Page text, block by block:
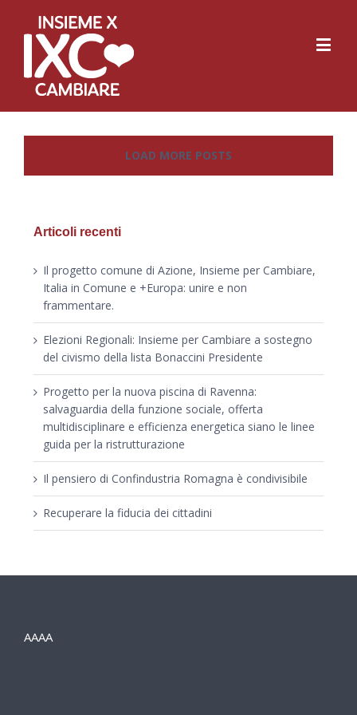
LOAD MORE POSTS
Articoli recenti
Il progetto comune di Azione, Insieme per Cambiare,
Italia in Comune e +Europa: unire e non
frammentare.
Elezioni Regionali: Insieme per Cambiare a sostegno
del civismo della lista Bonaccini Presidente
Progetto per la nuova piscina di Ravenna:
salvaguardia della funzione sociale, offerta
multidisciplinare e efficienza energetica siano le linee
guida per la ristrutturazione
Il pensiero di Confindustria Romagna è condivisibile
Recuperare la fiducia dei cittadini
AAAA